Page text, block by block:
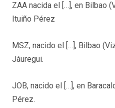
ZAA nacida el […], en Bilbao
Ituiño Pérez
MSZ, nacido el […], Bilbao
Jáuregui.
JOB, nacido el […], en
Pérez.